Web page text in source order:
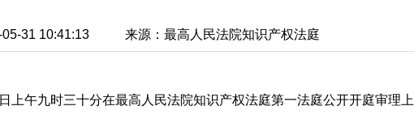
31 10:41:13 来源：最高人民法院知识产权法庭
上午九时三十分在最高人民法院知识产权法庭第一法庭公开开庭审理